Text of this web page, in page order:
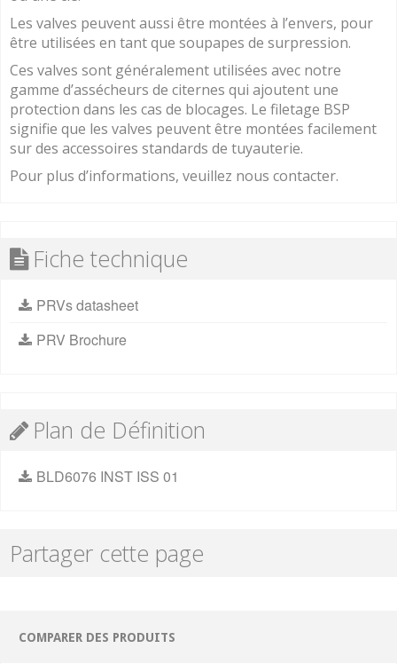
Les valves peuvent aussi être montées à l’envers, pour
être utilisées en tant que soupapes de surpression.
Ces valves sont généralement utilisées avec notre
gamme d’assécheurs de citernes qui ajoutent une
protection dans les cas de blocages. Le filetage BSP
signifie que les valves peuvent être montées facilement
sur des accessoires standards de tuyauterie.
Pour plus d’informations, veuillez nous contacter.
Fiche technique
PRVs datasheet
PRV Brochure
Plan de Définition
BLD6076 INST ISS 01
Partager cette page
COMPARER DES PRODUITS